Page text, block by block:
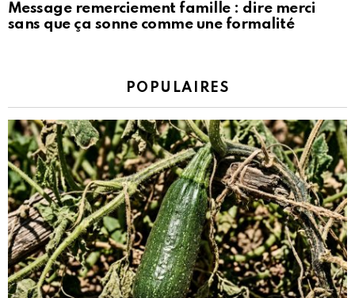
Message remerciement famille : dire merci
sans que ça sonne comme une formalité
POPULAIRES